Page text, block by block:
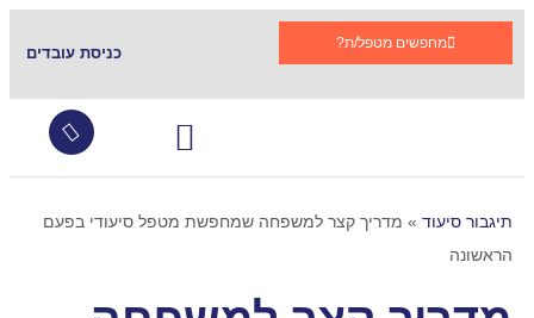
מחפשים מטפל/ת?
כניסת עובדים
תיגבור סיעוד » מדריך קצר למשפחה שמחפשת מטפל סיעודי בפעם
הראשונה